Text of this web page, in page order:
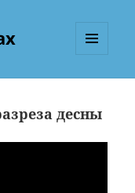
десны